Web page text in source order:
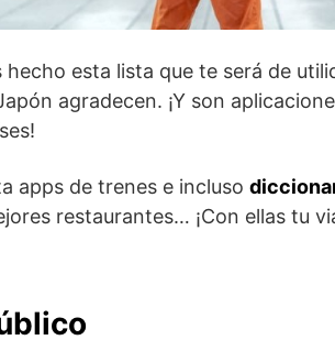
hecho esta lista que te será de
agradecen. ¡Y son
apps de trenes e incluso
restaurantes… ¡Con ellas tu